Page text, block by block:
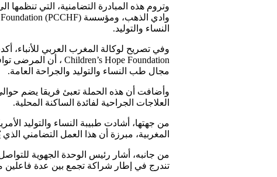
النساء والتوليد.
مجال طب النساء والتوليد والجراحة العامة.
العلاجات الجراحية لفائدة الساكنة المحلية.
المغربية، مبرزة أن هذا العمل التضامني
من جانبه، أشار رئيس الوحدة الجهوية
تندرج في إطار شراكة تجمع بين عدة